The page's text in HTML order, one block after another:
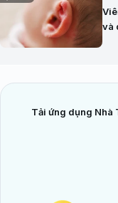
và
Tải ứng dụng Nhà